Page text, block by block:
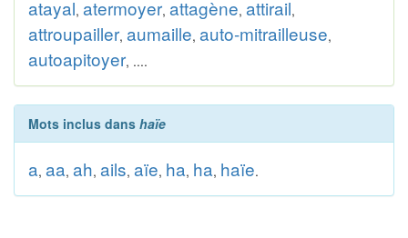
atayal, atermoyer, attagène, attirail,
attroupailler, aumaille, auto-mitrailleuse,
autoapitoyer, ....
Mots inclus dans haïe
a, aa, ah, ails, aïe, ha, ha, haïe.